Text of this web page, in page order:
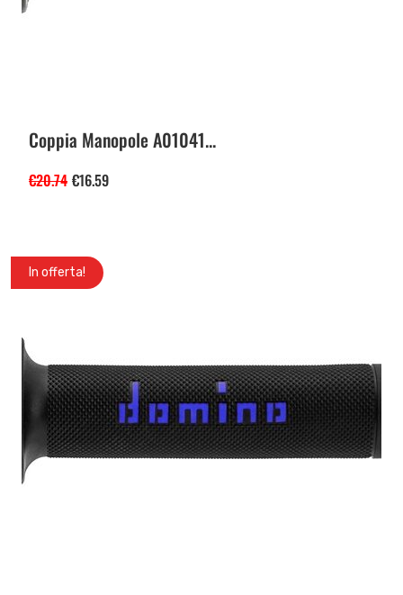
Coppia Manopole A01041...
€20.74 €16.59
In offerta!